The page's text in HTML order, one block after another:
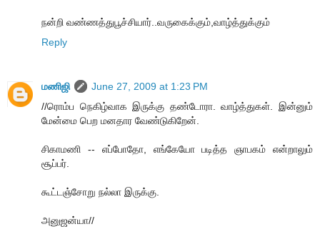
நன்றி வண்ணத்துபூச்சியார்..வருகைக்கும்,வாழ்த்துக்கும்
Reply
மணிஜி
June 27, 2009 at 1:23 PM
//ரொம்ப நெகிழ்வாக இருக்கு தண்டோரா. வாழ்த்துகள். இன்னும்
மேன்மை பெற மனதார வேண்டுகிறேன்.
சிகாமணி -- எப்போதோ, எங்கேயோ படித்த ஞாபகம் என்றாலும்
சூப்பர்.
கூட்டஞ்சோறு நல்லா இருக்கு.
அனுஜன்யா//